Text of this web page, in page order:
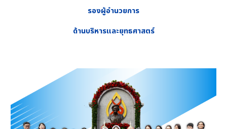
รองผู้อำนวยการ
ด้านบริหารและยุทธศาสตร์